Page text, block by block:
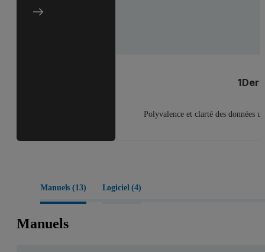
1Der
Polyvalence et clarté des données
Manuels (13) Logiciel (4)
Manuels